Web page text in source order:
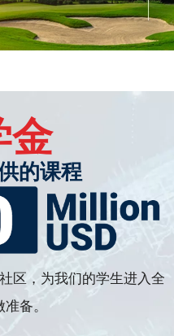
金
的课程
区，为我们的学生进入全
备。